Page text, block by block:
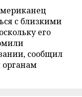
с близкими
его
сообщил